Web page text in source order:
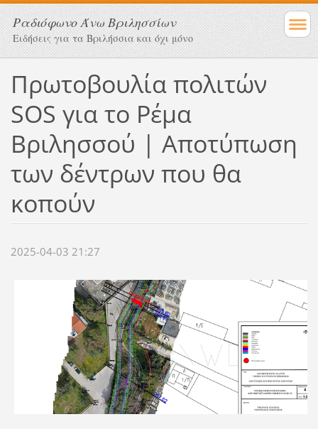
Ραδιόφωνο Άνω Βριλησσίων
Ειδήσεις για τα Βριλήσσια και όχι μόνο
Πρωτοβουλία πολιτών
SOS για το Ρέμα
Βριλησσού | Aποτύπωση
των δέντρων που θα
κοπούν
2025-04-03 21:27